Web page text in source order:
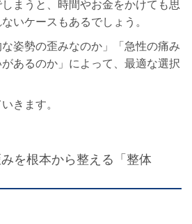
まうと、時間やお金をかけても思
いケースもあるでしょう。
姿勢の歪みなのか」「急性の痛み
あるのか」によって、最適な選択
きます。
を根本から整える「整体